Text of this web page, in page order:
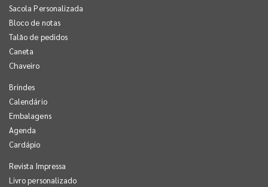
Sacola Personalizada
Bloco de notas
Talão de pedidos
Caneta
Chaveiro
Brindes
Calendário
Embalagens
Agenda
Cardápio
Revista Impressa
Livro personalizado